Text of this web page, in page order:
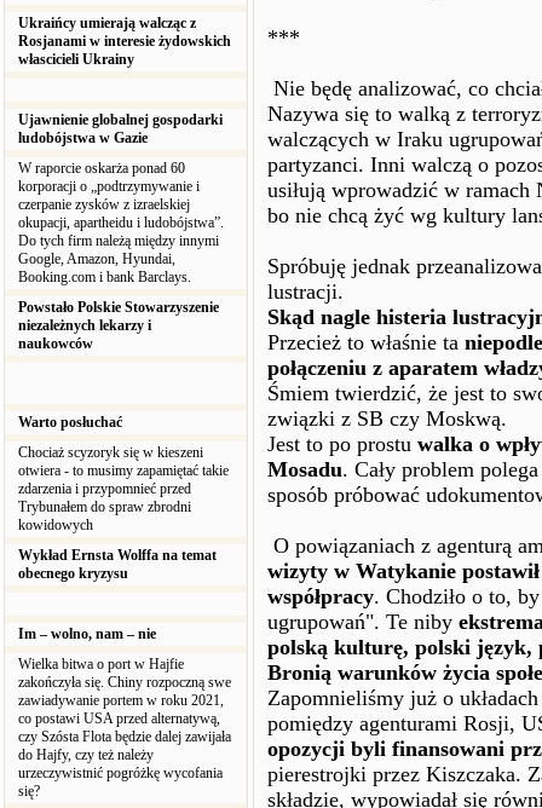
Ukraińcy umierają walcząc z
Rosjanami w interesie żydowskich
włascicieli Ukrainy
Ujawnienie globalnej gospodarki
ludobójstwa w Gazie
W raporcie oskarża ponad 60
korporacji o „podtrzymywanie i
czerpanie zysków z izraelskiej
okupacji, apartheidu i ludobójstwa”.
Do tych firm należą między innymi
Google, Amazon, Hyundai,
Booking.com i bank Barclays.
Powstało Polskie Stowarzyszenie
niezależnych lekarzy i
naukowców
Warto posłuchać
Chociaż scyzoryk się w kieszeni
otwiera - to musimy zapamiętać takie
zdarzenia i przypomnieć przed
Trybunałem do spraw zbrodni
kowidowych
Wykład Ernsta Wolffa na temat
obecnego kryzysu
Im – wolno, nam – nie
Wielka bitwa o port w Hajfie
zakończyła się. Chiny rozpoczną swe
zawiadywanie portem w roku 2021,
co postawi USA przed alternatywą,
czy Szósta Flota będzie dalej zawijała
do Hajfy, czy też należy
urzeczywistnić pogróżkę wycofania
się?
***
Nie będę analizować, co
Nazywa się to walką z
walczących w Iraku
partyzanci. Inni walczą o
usiłują wprowadzić w
bo nie chcą żyć wg kultury
Spróbuję jednak
lustracji.
Skąd nagle histeria
Przecież to właśnie ta
połączeniu z aparatem
Śmiem twierdzić, że jest to
związki z SB czy Moskwą.
Jest to po prostu walka o
Mosadu. Cały problem
sposób próbować
O powiązaniach z agenturą
wizyty w Watykanie
współpracy. Chodziło o to,
ugrupowań". Te niby
polską kulturę, polski język,
Bronią warunków życia
Zapomnieliśmy już o
pomiędzy agenturami Rosji,
opozycji byli finansowani
pierestrojki przez Kiszczaka.
składzie, wypowiadał się